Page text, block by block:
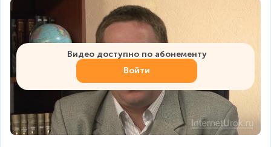
Видео доступно по абонементу
Войти